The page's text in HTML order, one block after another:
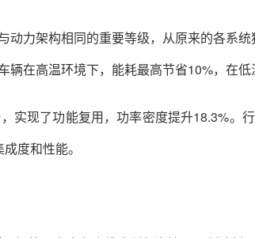
力架构相同的重要等级，从原来的各系
在高温环境下，能耗最高节省10%，在
实现了功能复用，功率密度提升18.3%。
度和性能。